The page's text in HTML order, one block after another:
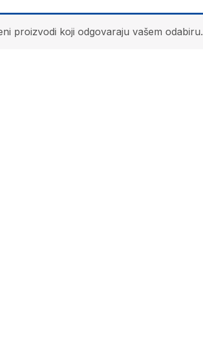
proizvodi koji odgovaraju vašem odabiru.